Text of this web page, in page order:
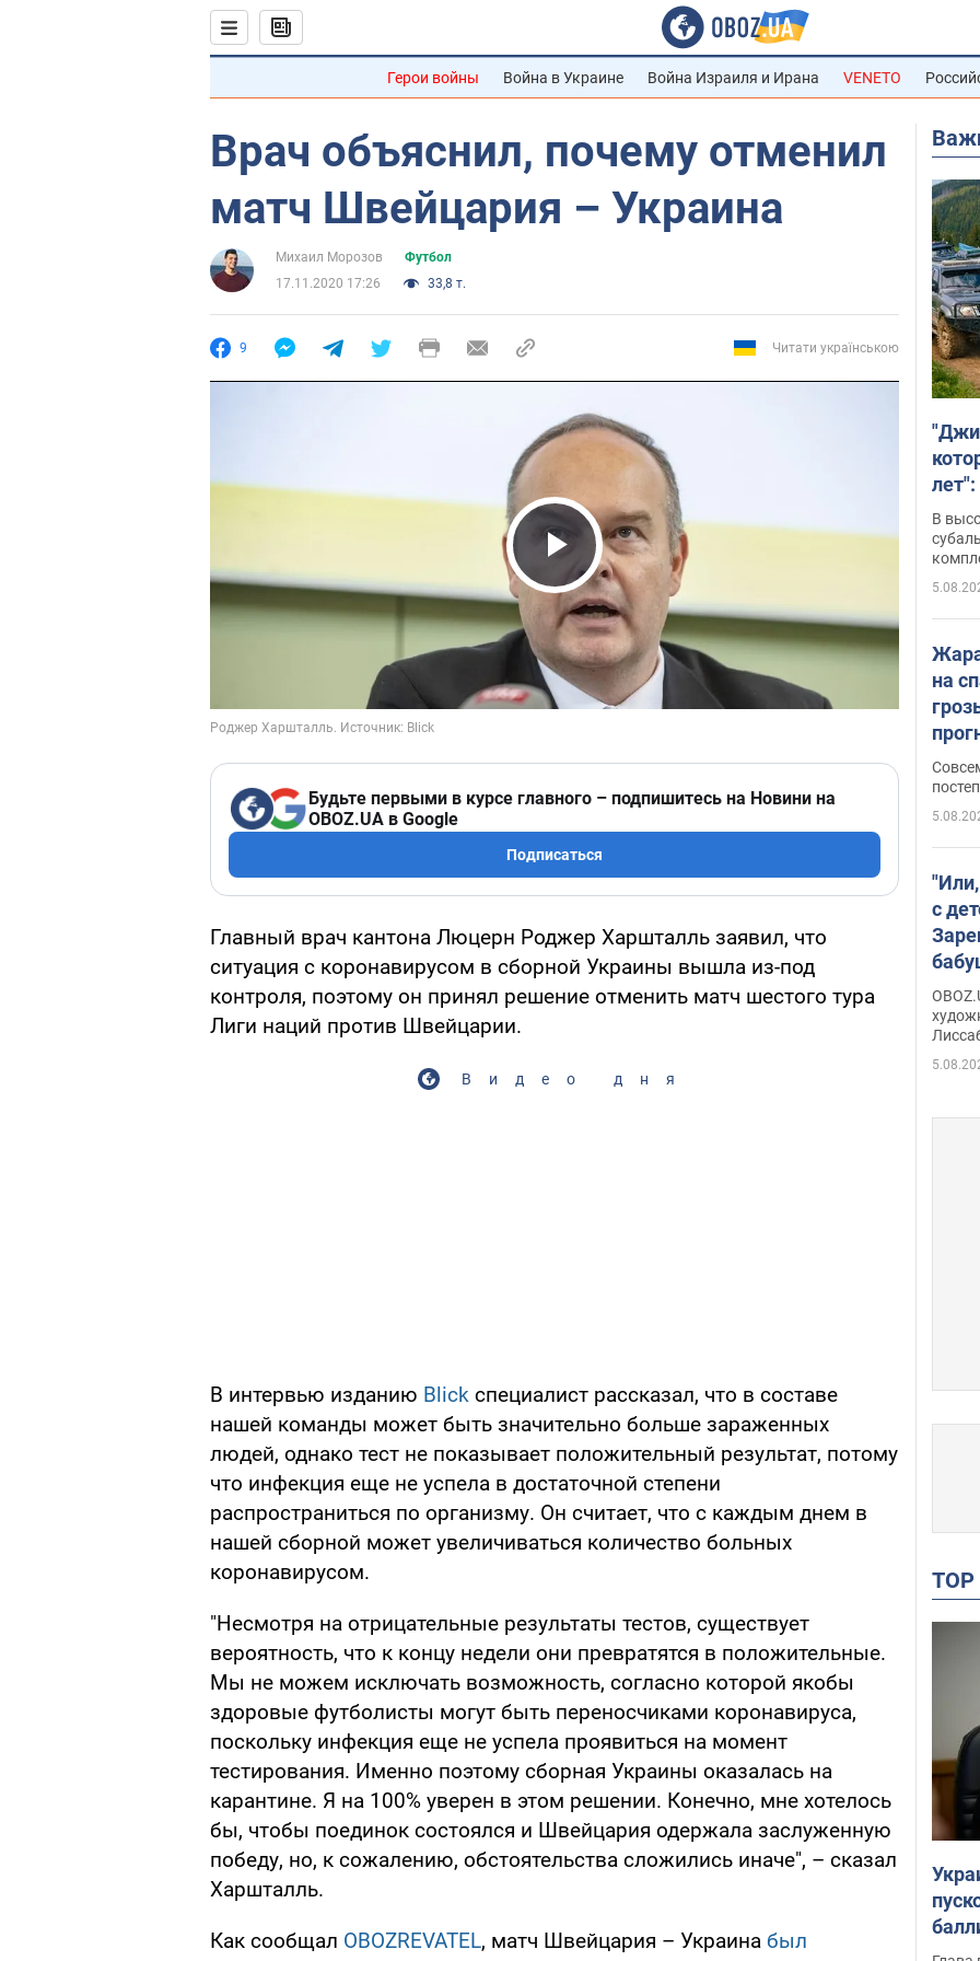
Герои войны Война в Украине Война Израиля и Ирана VENETO
Врач объяснил, почему отменил
матч Швейцария – Украина
Михаил Морозов
Футбол
17.11.2020 17:26
33,8 т.
9 Читати українською
Play Video
Будьте первыми в курсе главного – подпишитесь на Новини на
OBOZ.UA в Google
Подписаться
Главный врач кантона Люцерн Роджер Харшталль заявил, что
ситуация с коронавирусом в сборной Украины вышла из-под
контроля, поэтому он принял решение отменить матч шестого тура
Лиги наций против Швейцарии.
Видео дня
В интервью изданию Blick специалист рассказал, что в составе
нашей команды может быть значительно больше зараженных
людей, однако тест не показывает положительный результат, потому
что инфекция еще не успела в достаточной степени
распространиться по организму. Он считает, что с каждым днем в
нашей сборной может увеличиваться количество больных
коронавирусом.
"Несмотря на отрицательные результаты тестов, существует
вероятность, что к концу недели они превратятся в положительные.
Мы не можем исключать возможность, согласно которой якобы
здоровые футболисты могут быть переносчиками коронавируса,
поскольку инфекция еще не успела проявиться на момент
тестирования. Именно поэтому сборная Украины оказалась на
карантине. Я на 100% уверен в этом решении. Конечно, мне хотелось
бы, чтобы поединок состоялся и Швейцария одержала заслуженную
победу, но, к сожалению, обстоятельства сложились иначе", – сказал
Харшталль.
Как сообщал OBOZREVATEL, матч Швейцария – Украина был
В
на
с
сына